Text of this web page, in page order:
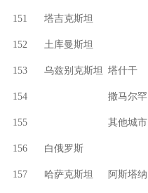
151 塔吉克斯坦
152 土库曼斯坦
153 乌兹别克斯坦 塔什干
154 撒马尔罕
155 其他城市
156 白俄罗斯
157 哈萨克斯坦 阿斯塔纳